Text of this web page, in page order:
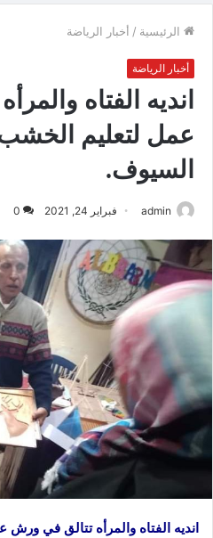
الرئيسية / أخبار الرياضة
أخبار الرياضة
انديه الفتاه
عمل لتعليم
السيوف.
admin فبراير 24, 2021 0
انديه الفتاه والمرأه تتالق في